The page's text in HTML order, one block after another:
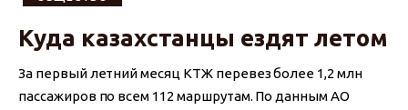
Куда казахстанцы ездят летом
За первый летний месяц КТЖ перевез более 1,2 млн
пассажиров по всем 112 маршрутам. По данным АО